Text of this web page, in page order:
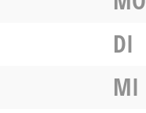
DI
MI